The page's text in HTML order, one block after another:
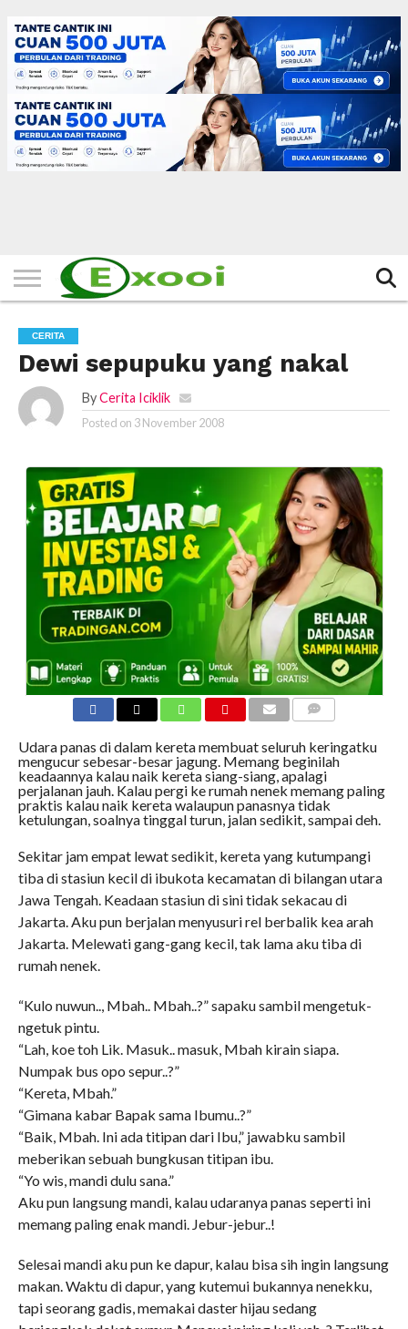
HOME
FILTER
BERITA
BIODATA
CERITA
CERPEN
EKSKLUSIF
FOTO
VIDEO
TIPS
MORE
CERITA
Dewi sepupuku yang nakal
By Cerita Iciklik
Posted on 3 November 2008
Udara panas di dalam kereta membuat seluruh keringatku
mengucur sebesar-besar jagung. Memang beginilah
keadaannya kalau naik kereta siang-siang, apalagi
perjalanan jauh. Kalau pergi ke rumah nenek memang paling
praktis kalau naik kereta walaupun panasnya tidak
ketulungan, soalnya tinggal turun, jalan sedikit, sampai deh.
Sekitar jam empat lewat sedikit, kereta yang kutumpangi
tiba di stasiun kecil di ibukota kecamatan di bilangan utara
Jawa Tengah. Keadaan stasiun di sini tidak sekacau di
Jakarta. Aku pun berjalan menyusuri rel berbalik kea arah
Jakarta. Melewati gang-gang kecil, tak lama aku tiba di
rumah nenek.
“Kulo nuwun.., Mbah.. Mbah..?” sapaku sambil mengetuk-
ngetuk pintu.
“Lah, koe toh Lik. Masuk.. masuk, Mbah kirain siapa.
Numpak bus opo sepur..?”
“Kereta, Mbah.”
“Gimana kabar Bapak sama Ibumu..?”
“Baik, Mbah. Ini ada titipan dari Ibu,” jawabku sambil
meberikan sebuah bungkusan titipan ibu.
“Yo wis, mandi dulu sana.”
Aku pun langsung mandi, kalau udaranya panas seperti ini
memang paling enak mandi. Jebur-jebur..!
Selesai mandi aku pun ke dapur, kalau bisa sih ingin langsung
makan. Waktu di dapur, yang kutemui bukannya nenekku,
tapi seorang gadis, memakai daster hijau sedang